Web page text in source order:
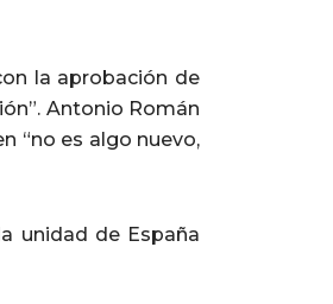
la aprobación de
Antonio Román
“no es algo nuevo,
unidad de España